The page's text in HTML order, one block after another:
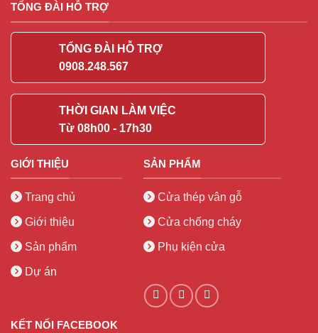
TỔNG ĐÀI HỖ TRỢ
TỔNG ĐÀI HỖ TRỢ
0908.248.567
THỜI GIAN LÀM VIỆC
Từ 08h00 - 17h30
GIỚI THIỆU
Trang chủ
Giới thiệu
Sản phẩm
Dự án
SẢN PHẨM
Cửa thép vân gỗ
Cửa chống cháy
Phụ kiện cửa
KẾT NỐI FACEBOOK